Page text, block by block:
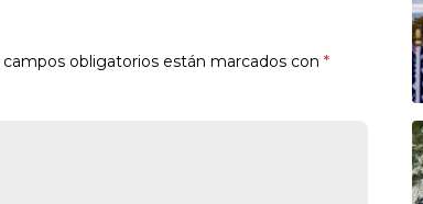
campos obligatorios están marcados con *